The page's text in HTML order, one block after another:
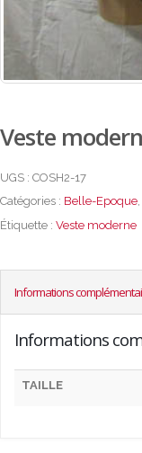
Veste
UGS : COSH2-17
Catégories : Belle-Epoque,
Étiquette : Veste moderne
Informations
Informations
TAILLE